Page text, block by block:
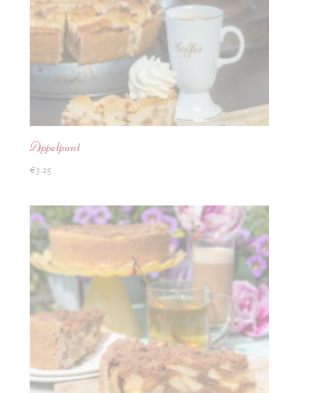
Appelpunt
€3.25